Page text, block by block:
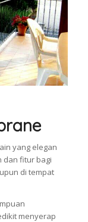
yang elegan
dan fitur bagi
di tempat
menyerap